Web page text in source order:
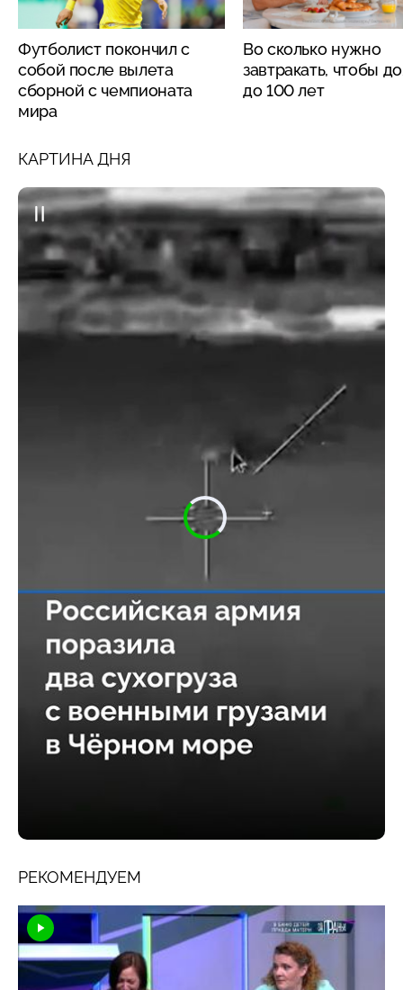
Футболист покончил с
собой после вылета
сборной с чемпионата
мира
Во сколько нужно
завтракать, чтобы
до 100 лет
КАРТИНА ДНЯ
РЕКОМЕНДУЕМ